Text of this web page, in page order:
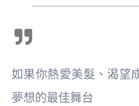
如果你熱愛美髮、渴望
夢想的最佳舞台